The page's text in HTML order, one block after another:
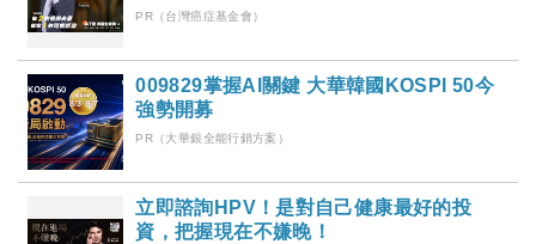
PR（台灣癌症基金會）
009829掌握AI關鍵 大華韓國KOSPI 50今
強勢開募
PR（大華銀全能行銷方案）
立即諮詢HPV！是對自己健康最好的投
資，把握現在不嫌晚！